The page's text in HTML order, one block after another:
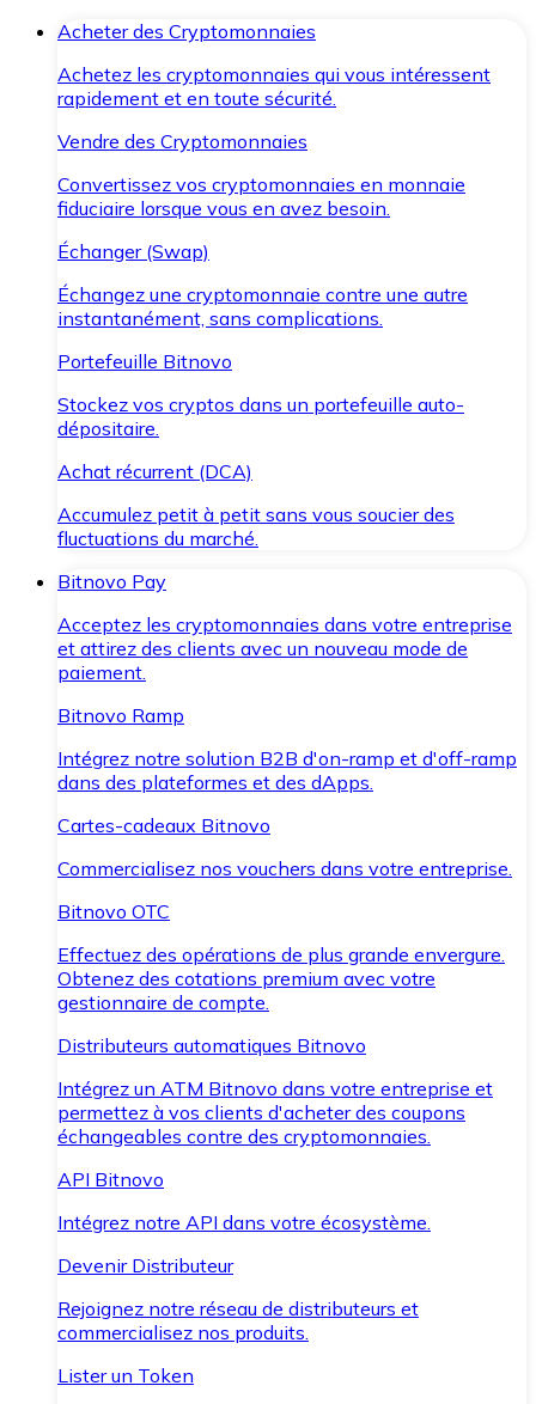
Acheter des Cryptomonnaies
Achetez les cryptomonnaies qui vous intéressent
rapidement et en toute sécurité.
Vendre des Cryptomonnaies
Convertissez vos cryptomonnaies en monnaie
fiduciaire lorsque vous en avez besoin.
Échanger (Swap)
Échangez une cryptomonnaie contre une autre
instantanément, sans complications.
Portefeuille Bitnovo
Stockez vos cryptos dans un portefeuille auto-
dépositaire.
Achat récurrent (DCA)
Accumulez petit à petit sans vous soucier des
fluctuations du marché.
Bitnovo Pay
Acceptez les cryptomonnaies dans votre entreprise
et attirez des clients avec un nouveau mode de
paiement.
Bitnovo Ramp
Intégrez notre solution B2B d'on-ramp et d'off-ramp
dans des plateformes et des dApps.
Cartes-cadeaux Bitnovo
Commercialisez nos vouchers dans votre entreprise.
Bitnovo OTC
Effectuez des opérations de plus grande envergure.
Obtenez des cotations premium avec votre
gestionnaire de compte.
Distributeurs automatiques Bitnovo
Intégrez un ATM Bitnovo dans votre entreprise et
permettez à vos clients d'acheter des coupons
échangeables contre des cryptomonnaies.
API Bitnovo
Intégrez notre API dans votre écosystème.
Devenir Distributeur
Rejoignez notre réseau de distributeurs et
commercialisez nos produits.
Lister un Token